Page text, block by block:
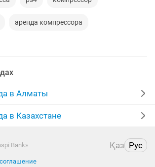
аренда компрессора
посуды
казаны
дрели
в Алматы
в Казахстане
Bank» Қаз Рус